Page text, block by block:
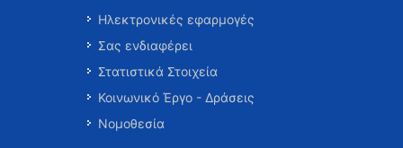
Ηλεκτρονικές εφαρμογές
Σας ενδιαφέρει
Στατιστικά Στοιχεία
Κοινωνικό Έργο - Δράσεις
Νομοθεσία